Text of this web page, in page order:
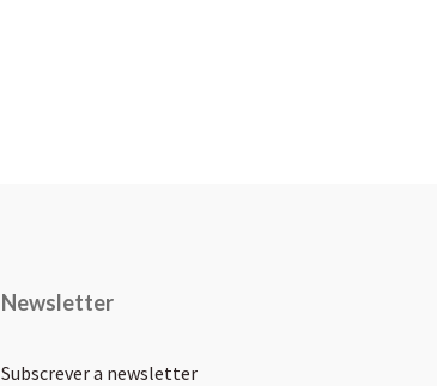
Newsletter
Subscrever a newsletter